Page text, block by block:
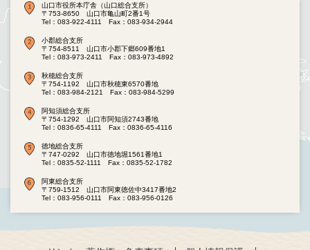
山口市役所本庁舎（山口総合支所）
〒753-8650 山口市亀山町2番1号
Tel：083-922-4111
Fax：083-934-2944
小郡総合支所
〒754-8511 山口市小郡下郷609番地1
Tel：083-973-2411
Fax：083-973-4892
秋穂総合支所
〒754-1192 山口市秋穂東6570番地
Tel：083-984-2121
Fax：083-984-5299
阿知須総合支所
〒754-1292 山口市阿知須2743番地
Tel：0836-65-4111
Fax：0836-65-4116
徳地総合支所
〒747-0292 山口市徳地堀1561番地1
Tel：0835-52-1111
Fax：0835-52-1782
阿東総合支所
〒759-1512 山口市阿東徳佐中3417番地2
Tel：083-956-0111
Fax：083-956-0126